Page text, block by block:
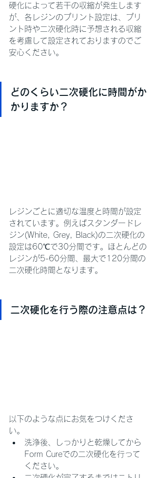
硬化によって若干の収縮が発生します
が、各レジンのプリント設定は、プリ
ント時や二次硬化時に予想される収縮
を考慮して設定されておりますのでご
安心ください。
どのくらい二次硬化に時間がか
かりますか？
レジンごとに適切な温度と時間が設定
されています。例えばスタンダードレ
ジン(White, Grey, Black)の二次硬化の
設定は60℃で30分間です。ほとんどの
レジンが5-60分間、最大で120分間の
二次硬化時間となります。
二次硬化を行う際の注意点は？
以下のような点にお気をつけくださ
い。
洗浄後、しっかりと乾燥してから
Form Cureでの二次硬化を行って
ください。